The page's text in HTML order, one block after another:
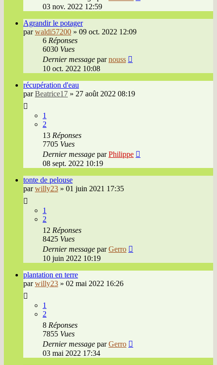
03 nov. 2022 12:59
Agrandir le potager
parwaldi57200 » 09 oct. 2022 12:09
6 Réponses
6030 Vues
Dernier message parnouss
10 oct. 2022 10:08
récupération d'eau
parBeatrice17 » 27 août 2022 08:19
1
2
13 Réponses
7705 Vues
Dernier message parPhilippe
08 sept. 2022 10:19
tonte de pelouse
parwilly23 » 01 juin 2021 17:35
1
2
12 Réponses
8425 Vues
Dernier message parGerro
10 juin 2022 10:19
plantation en terre
parwilly23 » 02 mai 2022 16:26
1
2
8 Réponses
7855 Vues
Dernier message parGerro
03 mai 2022 17:34